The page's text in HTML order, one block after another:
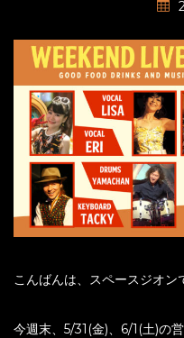
こんばんは、スペースジオン
今週末、5/31(金)、6/1(土)の